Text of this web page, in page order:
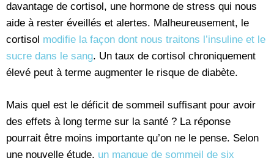
davantage de cortisol, une hormone de stress qui nous
aide à rester éveillés et alertes. Malheureusement, le
cortisol modifie la façon dont nous traitons l’insuline et le
sucre dans le sang. Un taux de cortisol chroniquement
élevé peut à terme augmenter le risque de diabète.
Mais quel est le déficit de sommeil suffisant pour avoir
des effets à long terme sur la santé ? La réponse
pourrait être moins importante qu’on ne le pense. Selon
une nouvelle étude, un manque de sommeil de six